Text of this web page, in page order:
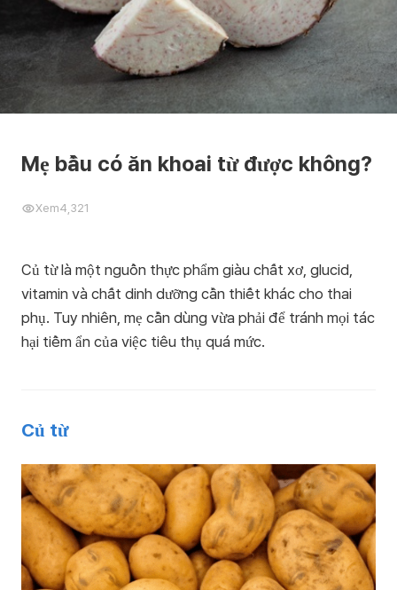
Mẹ bầu có ăn khoai từ được không?
Xem4,321
Củ từ là một nguồn thực phẩm giàu chất xơ, glucid,
vitamin và chất dinh dưỡng cần thiết khác cho thai
phụ. Tuy nhiên, mẹ cần dùng vừa phải để tránh mọi tác
hại tiềm ẩn của việc tiêu thụ quá mức.
Củ từ